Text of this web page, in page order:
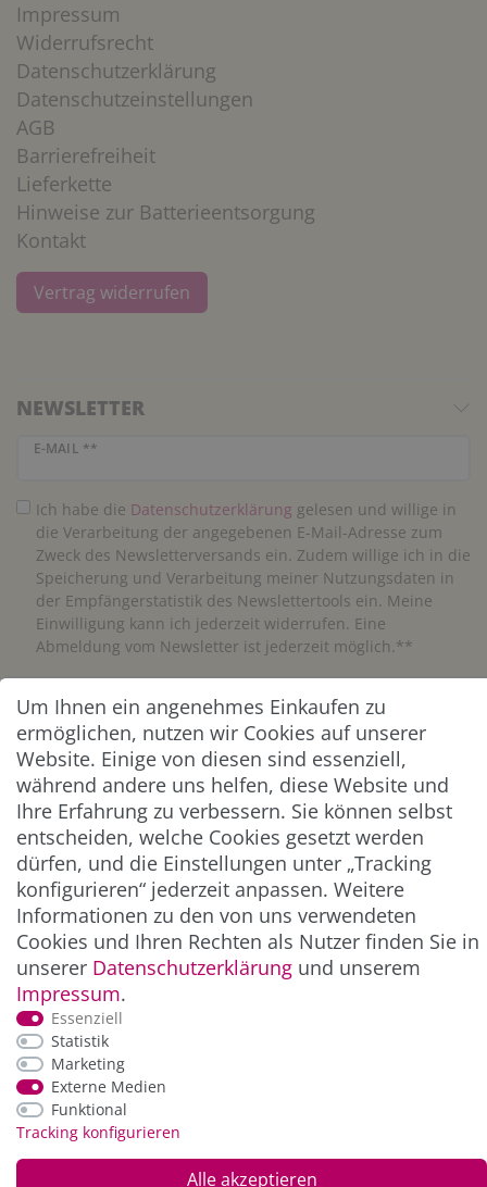
Impressum
Widerrufsrecht
Datenschutzerklärung
Datenschutzeinstellungen
AGB
Barrierefreiheit
Lieferkette
Hinweise zur Batterieentsorgung
Kontakt
Vertrag widerrufen
NEWSLETTER
E-MAIL **
Newsletter Honig
Ich habe die Daten­schutz­erklärung gelesen und willige in
die Verarbeitung der angegebenen E-Mail-Adresse zum
Zweck des Newsletterversands ein. Zudem willige ich in die
Speicherung und Verarbeitung meiner Nutzungsdaten in
der Empfängerstatistik des Newslettertools ein. Meine
Einwilligung kann ich jederzeit widerrufen. Eine
Abmeldung vom Newsletter ist jederzeit möglich.**
Abonnieren
** Hierbei handelt es sich um ein Pflichtfeld.
ZAHLUNG & VERSAND
*Alle Preise inkl. der gesetzl. MwSt. zzgl.
und Versandkosten
Um Ihnen ein angenehmes Einkaufen zu
ermöglichen, nutzen wir Cookies auf unserer
Website. Einige von diesen sind essenziell,
während andere uns helfen, diese Website und
Ihre Erfahrung zu verbessern. Sie können selbst
entscheiden, welche Cookies gesetzt werden
dürfen, und die Einstellungen unter „Tracking
konfigurieren“ jederzeit anpassen. Weitere
Informationen zu den von uns verwendeten
Cookies und Ihren Rechten als Nutzer finden Sie in
unserer Daten­schutz­erklärung und unserem
Impressum.
Essenziell
Statistik
Marketing
Externe Medien
Funktional
Tracking konfigurieren
Alle akzeptieren
© Copyright 2026 Alle Rechte vorbehalten. |